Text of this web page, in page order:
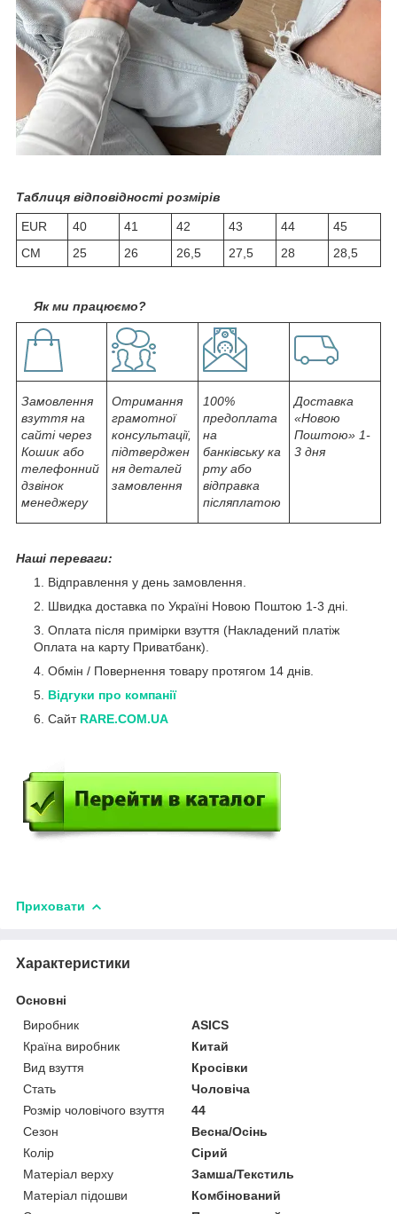
Таблиця відповідності розмірів
EUR 40 41 42 43 44
45
СМ
25 26 26,5 27,5 28 28,5
Як ми працюємо?
Замовлення
взуття на
сайті через
Кошик або
телефонний
дзвінок
менеджеру
Отримання
грамотної
консультації,
підтверджен
ня деталей
замовлення
100%
предоплата
на
банківську ка
рту або
відправка
післяплатою
Доставка
«Новою
Поштою» 1-
3 дня
Наші переваги:
Відправлення у день замовлення.
Швидка доставка по Україні Новою Поштою 1-3 дні.
Оплата після примірки взуття (Накладений платіж
Оплата на карту Приватбанк).
Обмін / Повернення товару протягом 14 днів.
Відгуки про компанії
Сайт RARE.COM.UA
Приховати
Характеристики
Основні
Виробник
ASICS
Країна виробник
Китай
Вид взуття
Кросівки
Стать
Чоловіча
Розмір чоловічого взуття
44
Сезон
Весна/Осінь
Колір
Сірий
Матеріал верху
Замша/Текстиль
Матеріал підошви
Комбінований